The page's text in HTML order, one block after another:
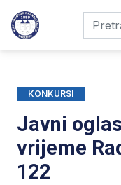
KONKURSI
Javni
vrijeme
122